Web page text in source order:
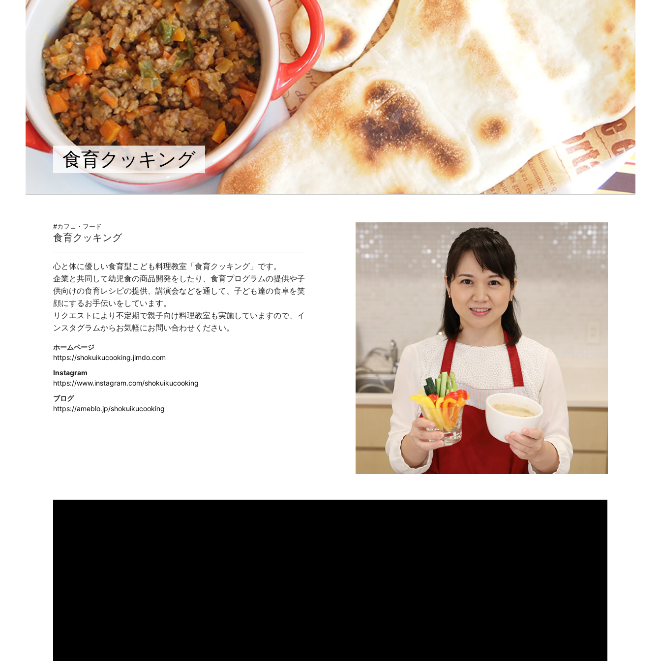
食育クッキング
#カフェ・フード
食育クッキング
心と体に優しい食育型こども料理教室「食育クッキング」です。
企業と共同して幼児食の商品開発をしたり、食育プログラムの提供や子
供向けの食育レシピの提供、講演会などを通して、子ども達の食卓を笑
顔にするお手伝いをしています。
リクエストにより不定期で親子向け料理教室も実施していますので、イ
ンスタグラムからお気軽にお問い合わせください。
ホームページ
https://shokuikucooking.jimdo.com
Instagram
https://www.instagram.com/shokuikucooking
ブログ
https://ameblo.jp/shokuikucooking